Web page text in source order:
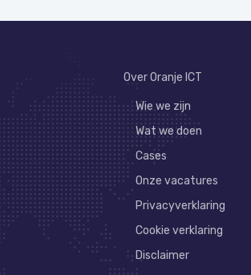
Over Oranje ICT
Wie we zijn
Wat we doen
Cases
Onze vacatures
Privacyverklaring
Cookie verklaring
Disclaimer